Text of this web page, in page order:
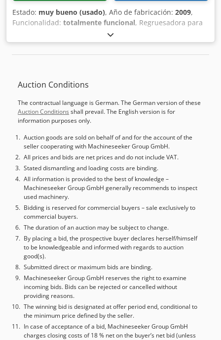
Rango de Productos (Especificaciones de la pieza de
trabajo) Longitud 500–3.000 mm Ancho 100–350 mm
Espesor 3–30 mm Velocidad de producción Hasta 10 m/min
X/Y, neumático en Z) • Alimentación de material fundido
con presión regulada • Inyección a alta presión • Unidad de
Aplicación: • Control en 3 ejes • Acabado fino de las zonas
reparadas Escáner Faulty Spot Eye • Sistema de
triangulación láser 3D y cámara de alta velocidad • Detecta
automático de altura • Medición 2D y 3D • Parámetros
ajustables según tipos de madera Unidad de Fusión •
Tanque de 8 kg • Zonas de temperatura independientes •
Bomba de pistón integrada para presión constante Unidad
de Refrigeración • Circuito cerrado de glicol-agua • Control
estable de temperatura Sistema de Control • Comunicación
basada en Ethernet con mantenimiento remoto • Acceso a
PLC, escáner y servomotores • Tecnología de
accionamiento regenerativo de bajo consumo Software del
Escáner • Procesa perfiles de sección de luz en 3D • Calcula
el volumen y las coordenadas de los defectos • Programas
de productos ilimitados • Interfaz de operador intuitiva
Proceso de Inyección a Alta Presión 1. Fusión del material
termoplástico 2. Regulación de presión y temperatura 3.
Inyección directa en el defecto 4. Enfriamiento inmediato
5. Mínimos residuos en superficie • Ventajas: • Bajo
consumo de material • Excelente adherencia • Sin
alteración de la estructura de la madera circundante
Arquitectura del Sistema • Unidad de fusión • Mangueras
Estado: muy bueno (usado), Año de fabricación: 2009,
Funcionalidad: totalmente funcional, Regruesadora para
parqué Costa Righi, modelo Zefiro 2200 Distancia máxima
entre las cuchillas exteriores: 2200 mm Ancho útil de la
pieza: 2400 mm Incluye alimentador de banda y cadenas
Auction Conditions
The contractual language is German. The German version of these
Auction Conditions shall prevail. The English version is for
information purposes only.
Auction goods are sold on behalf of and for the account of the
seller cooperating with Machineseeker Group GmbH.
All prices and bids are net prices and do not include VAT.
Stated dismantling and loading costs are binding.
All information is provided to the best of knowledge –
Machineseeker Group GmbH generally recommends to inspect
used machinery.
Bidding is reserved for commercial buyers – sale exclusively to
commercial buyers.
The duration of an auction may be subject to change.
By placing a bid, the prospective buyer declares herself/himself
to be knowledgeable and informed with regards to auction
good(s).
Submitted direct or maximum bids are binding.
Machineseeker Group GmbH reserves the right to examine
incoming bids. Bids can be rejected or cancelled without
providing reasons.
The winning bid is designated at offer period end, conditional to
the minimum price defined by the seller.
In case of acceptance of a bid, Machineseeker Group GmbH
charges closing costs of 18 % net on the buyer’s net bid (unless